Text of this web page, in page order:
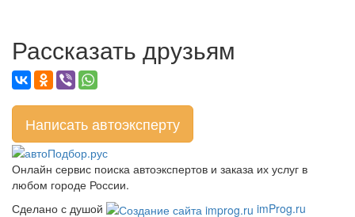
Рассказать друзьям
Написать автоэксперту
Онлайн сервис поиска автоэкспертов и заказа их услуг в
любом городе России.
Сделано с душой
imProg.ru